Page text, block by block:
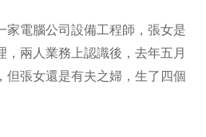
家電腦公司設備工程師，張女是
，兩人業務上認識後，去年五月
但張女還是有夫之婦，生了四個